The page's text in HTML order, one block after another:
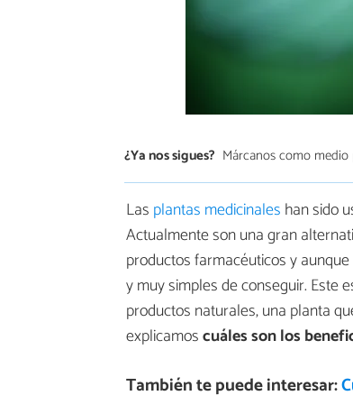
¿Ya nos sigues? Márcanos como
Las plantas medicinales han sido
Actualmente son una gran
productos farmacéuticos y
y muy simples de conseguir. Este
productos naturales, una planta
explicamoscuáles son los
También te puede interesar: